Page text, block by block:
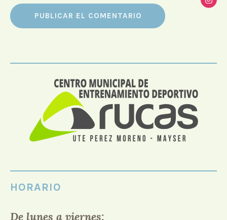
HORARIO
De lunes a viernes: